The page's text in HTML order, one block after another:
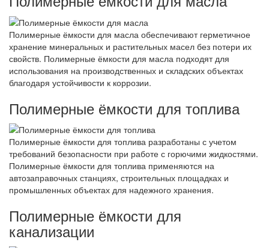
Полимерные ёмкости для масла обеспечивают герметичное
хранение минеральных и растительных масел без потери их
свойств. Полимерные ёмкости для масла подходят для
использования на производственных и складских объектах
благодаря устойчивости к коррозии.
Полимерные ёмкости для топлива
Полимерные ёмкости для топлива разработаны с учетом
требований безопасности при работе с горючими жидкостями.
Полимерные ёмкости для топлива применяются на
автозаправочных станциях, строительных площадках и
промышленных объектах для надежного хранения.
Полимерные ёмкости для
канализации